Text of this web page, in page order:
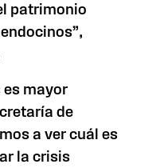
patrimonio
es mayor
de
a ver cuál es
la crisis